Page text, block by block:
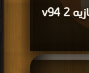
كتاب الوقود السائل للتربينه الغازيه v94 2